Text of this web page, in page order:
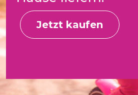
Jetzt kaufen